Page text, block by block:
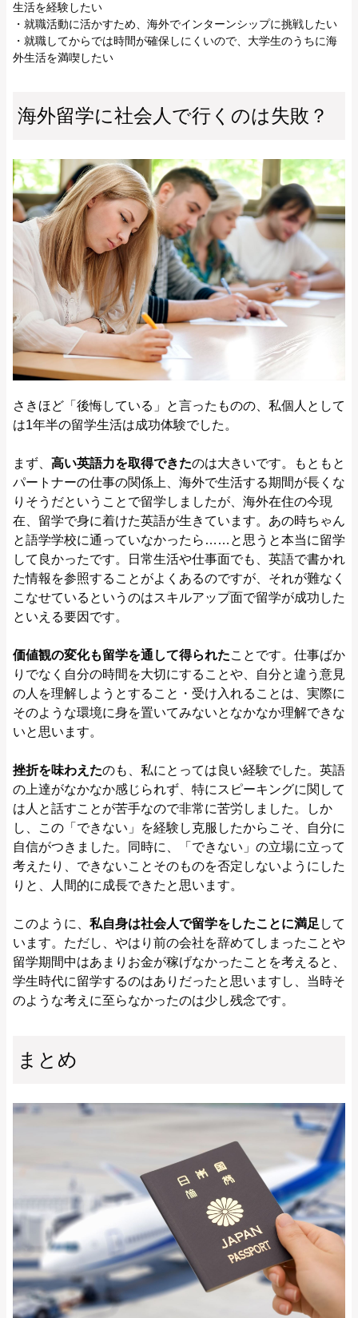
生活を経験したい
・就職活動に活かすため、海外でインターンシップに挑戦したい
・就職してからでは時間が確保しにくいので、大学生のうちに海
外生活を満喫したい
海外留学に社会人で行くのは失敗？
さきほど「後悔している」と言ったものの、私個人として
は1年半の留学生活は成功体験でした。
まず、 高い英語力を取得できたのは大きいです。もともと
パートナーの仕事の関係上、海外で生活する期間が長くな
りそうだということで留学しましたが、海外在住の今現
在、留学で身に着けた英語が生きています。あの時ちゃん
と語学学校に通っていなかったら……と思うと本当に留学
して良かったです。日常生活や仕事面でも、英語で書かれ
た情報を参照することがよくあるのですが、それが難なく
こなせているというのはスキルアップ面で留学が成功した
といえる要因です。
価値観の変化も留学を通して得られたことです。仕事ばか
りでなく自分の時間を大切にすることや、自分と違う意見
の人を理解しようとすること・受け入れることは、実際に
そのような環境に身を置いてみないとなかなか理解できな
いと思います。
挫折を味わえたのも、私にとっては良い経験でした。英語
の上達がなかなか感じられず、特にスピーキングに関して
は人と話すことが苦手なので非常に苦労しました。しか
し、この「できない」を経験し克服したからこそ、自分に
自信がつきました。同時に、「できない」の立場に立って
考えたり、できないことそのものを否定しないようにした
りと、人間的に成長できたと思います。
このように、 私自身は社会人で留学をしたことに満足 して
います。ただし、やはり前の会社を辞めてしまったことや
留学期間中はあまりお金が稼げなかったことを考えると、
学生時代に留学するのはありだったと思いますし、当時そ
のような考えに至らなかったのは少し残念です。
まとめ